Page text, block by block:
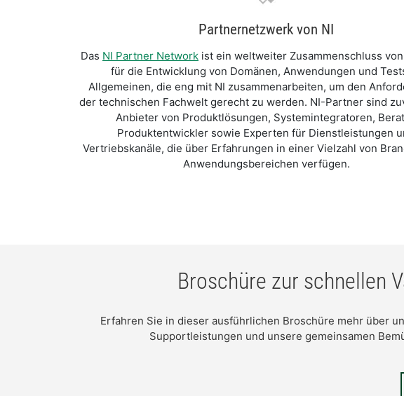
Partnernetzwerk von NI
Das NI Partner Network ist ein weltweiter Zusammenschluss
für die Entwicklung von Domänen, Anwendungen und
Allgemeinen, die eng mit NI zusammenarbeiten, um den
der technischen Fachwelt gerecht zu werden. NI-Partner sind
Anbieter von Produktlösungen, Systemintegratoren,
Produktentwickler sowie Experten für Dienstleistungen
Vertriebskanäle, die über Erfahrungen in einer Vielzahl von
Anwendungsbereichen verfügen.
Broschüre zur schnellen
Erfahren Sie in dieser ausführlichen Broschüre mehr über
Supportleistungen und unsere gemeinsamen